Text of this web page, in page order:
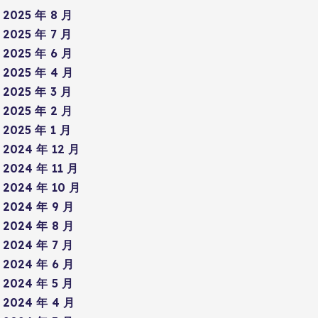
2025 年 8 月
2025 年 7 月
2025 年 6 月
2025 年 4 月
2025 年 3 月
2025 年 2 月
2025 年 1 月
2024 年 12 月
2024 年 11 月
2024 年 10 月
2024 年 9 月
2024 年 8 月
2024 年 7 月
2024 年 6 月
2024 年 5 月
2024 年 4 月